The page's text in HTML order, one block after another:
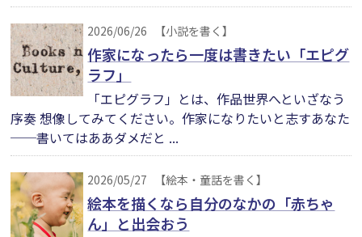
2026/06/26 【小説を書く】
作家になったら一度は書きたい「エピグ
ラフ」
「エピグラフ」とは、作品世界へといざなう
序奏 想像してみてください。作家になりたいと志すあなた
──書いてはああダメだと ...
2026/05/27 【絵本・童話を書く】
絵本を描くなら自分のなかの「赤ちゃ
ん」と出会おう